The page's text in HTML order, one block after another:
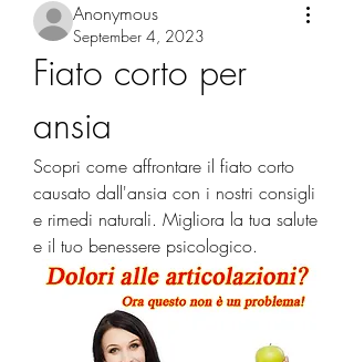
Anonymous
September 4, 2023
Fiato corto per
ansia
Scopri come affrontare il fiato corto
causato dall'ansia con i nostri consigli
e rimedi naturali. Migliora la tua salute
e il tuo benessere psicologico.